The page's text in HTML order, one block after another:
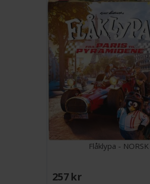
Flåklypa - NORSK
257 SEK